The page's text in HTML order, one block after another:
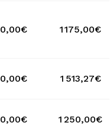
0,00€ 1 175,00€
0,00€ 1 513,27€
0,00€ 1 250,00€